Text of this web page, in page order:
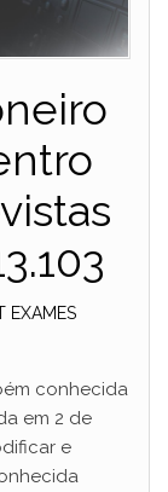
EXAMES
conhecida
em 2 de
e